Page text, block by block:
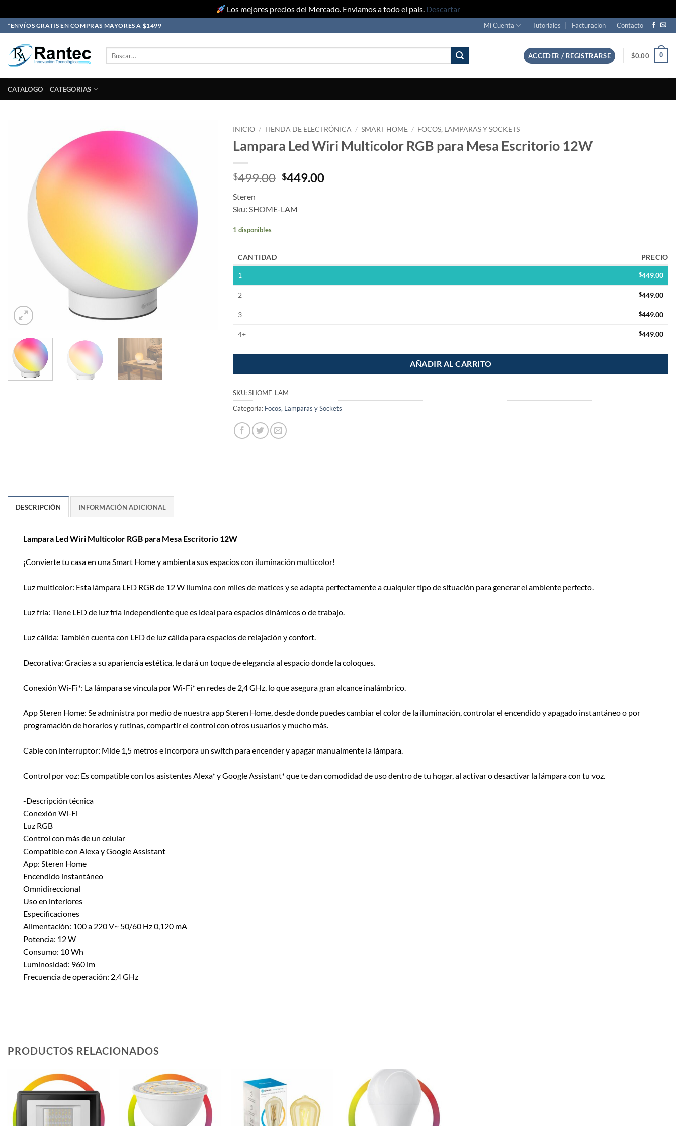
Los mejores precios del Mercado. Enviamos a todo el país. Descartar
Skip
to
content
*ENVÍOS GRATIS EN COMPRAS MAYORES A $1499 Mi Cuenta Tutoriales Facturacion Contacto
ACCEDER / REGISTRARSE $0.00 0
CATALOGO CATEGORIAS
INICIO / TIENDA DE ELECTRÓNICA / SMART HOME / FOCOS, LAMPARAS Y SOCKETS
Lampara Led Wiri Multicolor RGB para Mesa Escritorio 12W
$499.00 $449.00
Steren
Sku: SHOME-LAM
1 disponibles
CANTIDAD PRECIO
1 $449.00
2 $449.00
3 $449.00
4+ $449.00
AÑADIR AL CARRITO
SKU:SHOME-LAM
Categoría: Focos, Lamparas y Sockets
DESCRIPCIÓN INFORMACIÓN ADICIONAL
Lampara Led Wiri Multicolor RGB para Mesa Escritorio 12W
¡Convierte tu casa en una Smart Home y ambienta sus espacios con iluminación multicolor!
Luz multicolor: Esta lámpara LED RGB de 12 W ilumina con miles de matices y se adapta perfectamente a cualquier tipo de situación para generar el ambiente perfecto.
Luz fría: Tiene LED de luz fría independiente que es ideal para espacios dinámicos o de trabajo.
Luz cálida: También cuenta con LED de luz cálida para espacios de relajación y confort.
Decorativa: Gracias a su apariencia estética, le dará un toque de elegancia al espacio donde la coloques.
Conexión Wi-Fi*: La lámpara se vincula por Wi-Fi* en redes de 2,4 GHz, lo que asegura gran alcance inalámbrico.
App Steren Home: Se administra por medio de nuestra app Steren Home, desde donde puedes cambiar el color de la iluminación, controlar el encendido y apagado instantáneo o por
programación de horarios y rutinas, compartir el control con otros usuarios y mucho más.
Cable con interruptor: Mide 1,5 metros e incorpora un switch para encender y apagar manualmente la lámpara.
Control por voz: Es compatible con los asistentes Alexa* y Google Assistant* que te dan comodidad de uso dentro de tu hogar, al activar o desactivar la lámpara con tu voz.
-Descripción técnica
Conexión Wi-Fi
Luz RGB
Control con más de un celular
Compatible con Alexa y Google Assistant
App: Steren Home
Encendido instantáneo
Omnidireccional
Uso en interiores
Especificaciones
Alimentación: 100 a 220 V~ 50/60 Hz 0,120 mA
Potencia: 12 W
Consumo: 10 Wh
Luminosidad: 960 lm
Frecuencia de operación: 2,4 GHz
PRODUCTOS RELACIONADOS